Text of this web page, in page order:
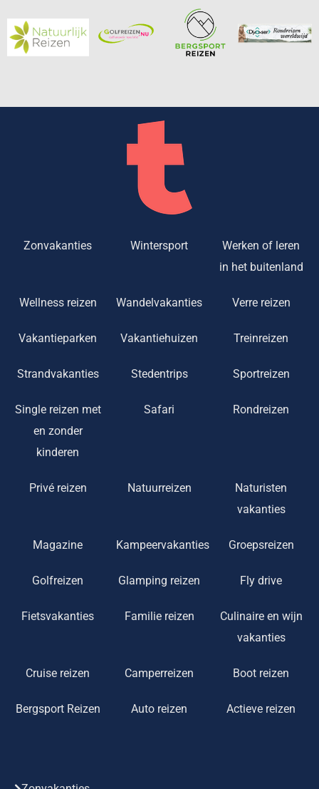
Zonvakanties Wintersport
Werken of leren
in het buitenland
Wellness reizen Wandelvakanties Verre reizen
Vakantieparken Vakantiehuizen Treinreizen
Strandvakanties Stedentrips Sportreizen
Single reizen met
en zonder
kinderen
Safari Rondreizen
Privé reizen Natuurreizen
Naturisten
vakanties
Magazine Kampeervakanties Groepsreizen
Golfreizen Glamping reizen Fly drive
Fietsvakanties Familie reizen
Culinaire en wijn
vakanties
Cruise reizen Camperreizen Boot reizen
Bergsport Reizen Auto reizen Actieve reizen